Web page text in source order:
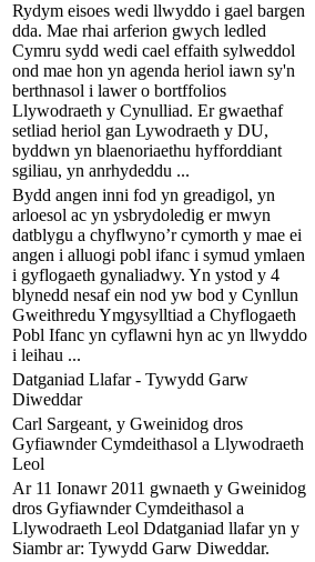
Rydym eisoes wedi llwyddo i gael bargen
dda. Mae rhai arferion gwych ledled
Cymru sydd wedi cael effaith sylweddol
ond mae hon yn agenda heriol iawn sy'n
berthnasol i lawer o bortffolios
Llywodraeth y Cynulliad. Er gwaethaf
setliad heriol gan Lywodraeth y DU,
byddwn yn blaenoriaethu hyfforddiant
sgiliau, yn anrhydeddu ...
Bydd angen inni fod yn greadigol, yn
arloesol ac yn ysbrydoledig er mwyn
datblygu a chyflwyno’r cymorth y mae ei
angen i alluogi pobl ifanc i symud ymlaen
i gyflogaeth gynaliadwy. Yn ystod y 4
blynedd nesaf ein nod yw bod y Cynllun
Gweithredu Ymgysylltiad a Chyflogaeth
Pobl Ifanc yn cyflawni hyn ac yn llwyddo
i leihau ...
Datganiad Llafar - Tywydd Garw
Diweddar
Carl Sargeant, y Gweinidog dros
Gyfiawnder Cymdeithasol a Llywodraeth
Leol
Ar 11 Ionawr 2011 gwnaeth y Gweinidog
dros Gyfiawnder Cymdeithasol a
Llywodraeth Leol Ddatganiad llafar yn y
Siambr ar: Tywydd Garw Diweddar.